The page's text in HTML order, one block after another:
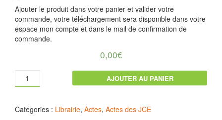
Ajouter le produit dans votre panier et valider votre
commande, votre téléchargement sera disponible dans votre
espace mon compte et dans le mail de confirmation de
commande.
0,00€
quantité
de
numérique]
2018
AJOUTER AU PANIER
Catégories : Librairie, Actes, Actes des JCE